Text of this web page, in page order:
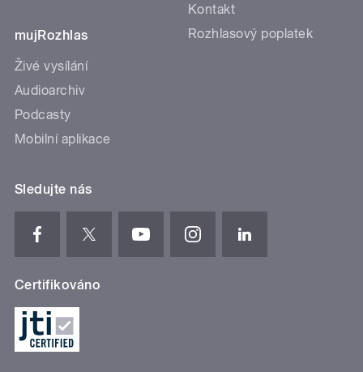
mujRozhlas
Živé vysílání
Audioarchiv
Podcasty
Mobilní aplikace
Kontakt
Rozhlasový poplatek
Sledujte nás
Certifikováno